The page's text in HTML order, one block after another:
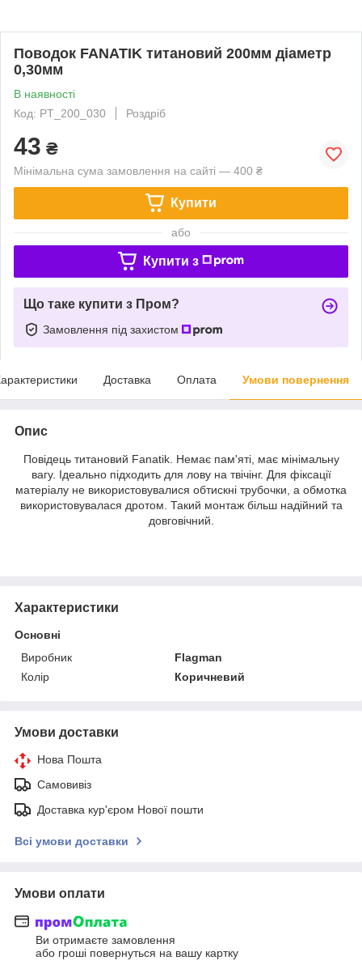
Поводок FANATIK титановий 200мм діаметр
0,30мм
В наявності
Код: PT_200_030
Роздріб
43 ₴
Мінімальна сума замовлення на сайті — 400 ₴
Купити
або
Купити з
Що таке купити з Пром?
Замовлення під захистом
Доставка Оплата Умови повернення
Опис
Повідець титановий Fanatik. Немає пам'яті, має мінімальну
вагу. Ідеально підходить для лову на твічінг. Для фіксації
матеріалу не використовувалися обтискні трубочки, а обмотка
використовувалася дротом. Такий монтаж більш надійний та
довговічний.
Характеристики
Основні
Виробник
Flagman
Колір
Коричневий
Умови доставки
Нова Пошта
Самовивіз
Доставка кур'єром Нової пошти
Всі умови доставки
Умови оплати
Ви отримаєте замовлення
або гроші повернуться на вашу картку